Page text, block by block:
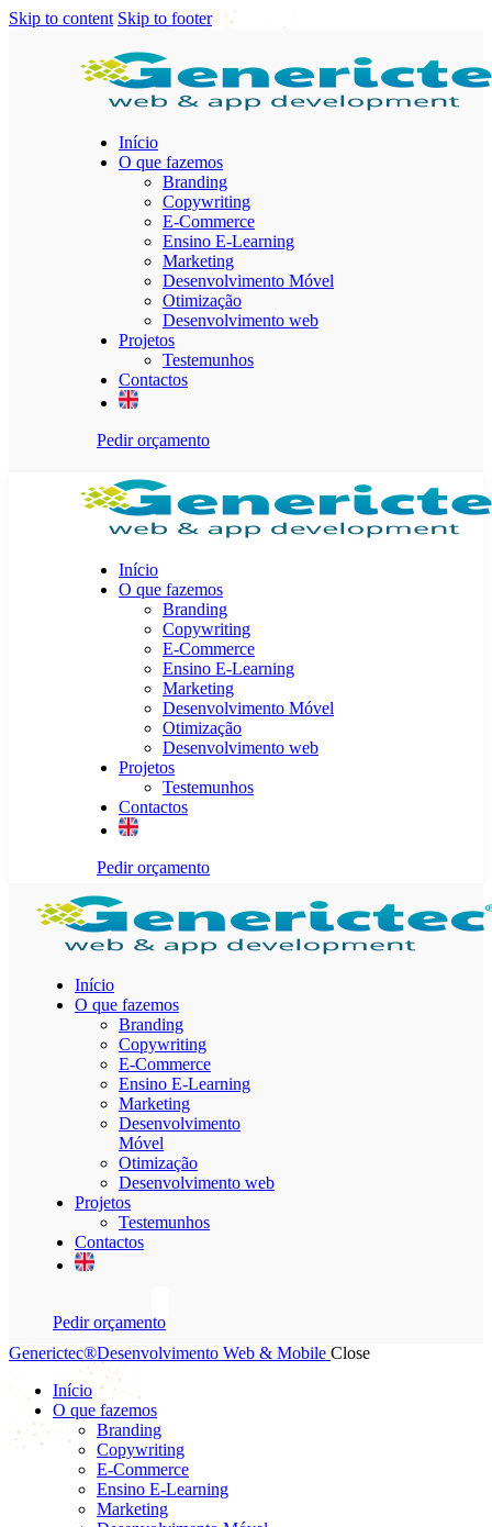
Skip to content Skip to footer
Início
O que fazemos
Branding
Copywriting
E-Commerce
Ensino E-Learning
Marketing
Desenvolvimento Móvel
Otimização
Desenvolvimento web
Projetos
Testemunhos
Contactos
Pedir orçamento
Início
O que fazemos
Branding
Copywriting
E-Commerce
Ensino E-Learning
Marketing
Desenvolvimento Móvel
Otimização
Desenvolvimento web
Projetos
Testemunhos
Contactos
Pedir orçamento
Início
O que fazemos
Branding
Copywriting
E-Commerce
Ensino E-Learning
Marketing
Desenvolvimento
Móvel
Otimização
Desenvolvimento web
Projetos
Testemunhos
Contactos
Pedir orçamento
Generictec®Desenvolvimento Web & Mobile Close
Início
O que fazemos
Branding
Copywriting
E-Commerce
Ensino E-Learning
Marketing